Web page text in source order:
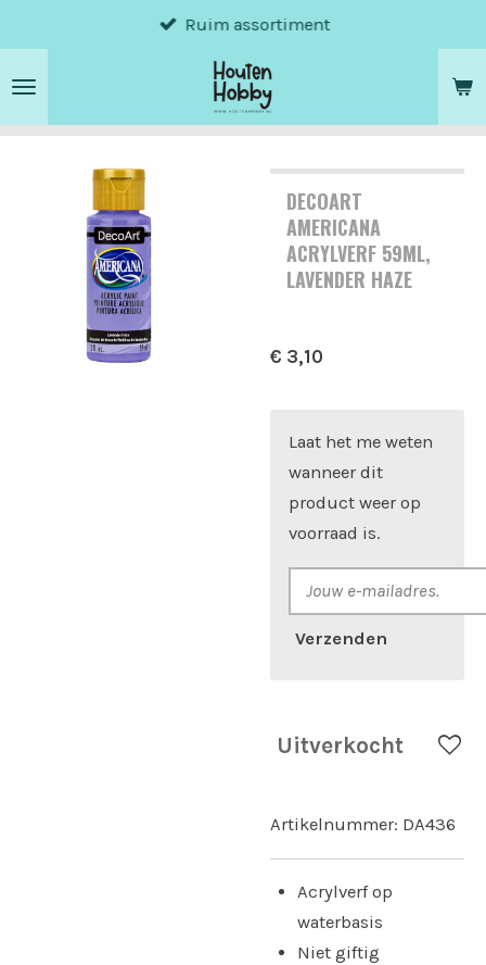
direct
naar
Ruim assortiment
DECOART
AMERICANA
ACRYLVERF 59ML,
LAVENDER HAZE
€ 3,10
Laat het me weten
wanneer dit
product weer op
voorraad is.
Verzenden
Uitverkocht
Artikelnummer: DA436
Acrylverf op
waterbasis
Niet giftig